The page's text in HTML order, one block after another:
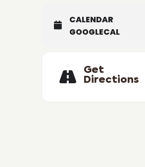
CALENDAR
GOOGLECAL
Get
Directions